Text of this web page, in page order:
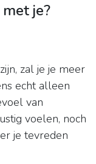
je?
zal je je meer
echt alleen
van
voelen, noch
je tevreden